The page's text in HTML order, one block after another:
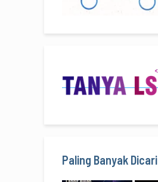
Paling Banyak Dicari